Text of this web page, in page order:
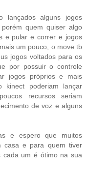
lançados alguns jogos
quem quiser algo
e pular e correr e jogos
um pouco, o move tb
jogos voltados para os
por possuir o controle
jogos próprios e mais
poderiam lançar
recursos seriam
de voz e alguns
e espero que muitos
casa e para quem tiver
cada um é ótimo na sua